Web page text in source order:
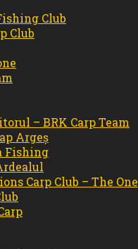
Club
Club
– BRK Carp Team
Argeș
Fishing
Carp Club – The One